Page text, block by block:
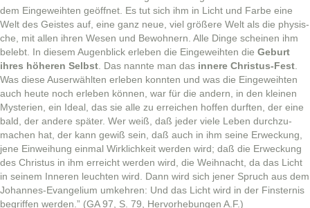
dem Eingewei­ht­en geöffnet. Es tut sich ihm in Licht und Farbe eine
Welt des Geistes auf, eine ganz neue, viel größere Welt als die physis­
che, mit allen ihren Wesen und Bewohn­ern. Alle Dinge scheinen ihm
belebt. In diesem Augen­blick erleben die Eingewei­ht­en die Geburt
ihres höheren Selb­st. Das nan­nte man das innere Chris­tus-Fest.
Was diese Auser­wählten erleben kon­nten und was die Eingewei­ht­en
auch heute noch erleben kön­nen, war für die andern, in den kleinen
Mys­te­rien, ein Ide­al, das sie alle zu erre­ichen hof­fen durften, der eine
bald, der andere später. Wer weiß, daß jed­er viele Leben durchzu­
machen hat, der kann gewiß sein, daß auch in ihm seine Erweck­ung,
jene Ein­wei­hung ein­mal Wirk­lichkeit wer­den wird; daß die Erweck­ung
des Chris­tus in ihm erre­icht wer­den wird, die Wei­h­nacht, da das Licht
in seinem Inneren leucht­en wird. Dann wird sich jen­er Spruch aus dem
Johannes-Evan­geli­um umkehren: Und das Licht wird in der Fin­ster­n­is
begrif­f­en wer­den.” (GA 97, S. 79, Her­vorhe­bun­gen A.F.)